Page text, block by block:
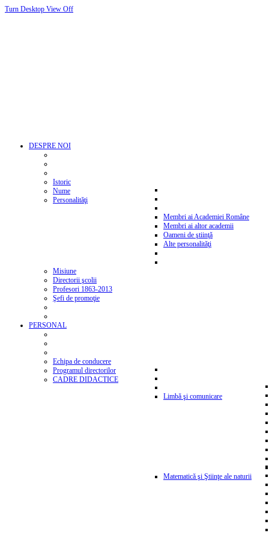
Turn Desktop View Off
DESPRE NOI
Istoric
Nume
Personalităţi
Membri ai Academiei Române
Membri ai altor academii
Oameni de ştiinţă
Alte personalităţi
Misiune
Directorii şcolii
Profesori 1863-2013
Şefi de promoţie
PERSONAL
Echipa de conducere
Programul directorilor
CADRE DIDACTICE
Limbă şi comunicare
Matematică şi Ştiinţe ale naturii